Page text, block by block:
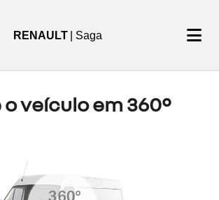
RENAULT | Saga
veículo em 360°